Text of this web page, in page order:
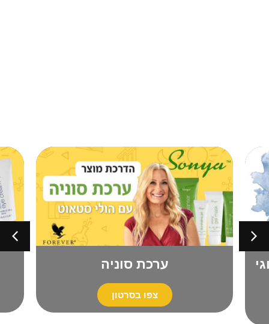
עם 4 סוגי ערכת סוניה
צפו בסרטון